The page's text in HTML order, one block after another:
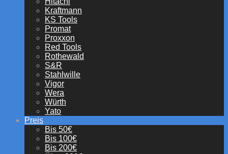
Kraftmann
KS Tools
Promat
Proxxon
Red Tools
Rothewald
S&R
Stahlwille
Vigor
Wera
Würth
Yato
Preis
Bis 50€
Bis 100€
Bis 200€